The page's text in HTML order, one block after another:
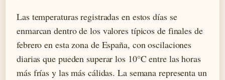
Las temperaturas registradas en estos días se
enmarcan dentro de los valores típicos de finales de
febrero en esta zona de España, con oscilaciones
diarias que pueden superar los 10°C entre las horas
más frías y las más cálidas. La semana representa un